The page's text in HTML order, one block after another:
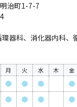
治町1-7-7
器科、消化器内科、
月 火 水 木 金
● ● ●
●
● ● ● ●